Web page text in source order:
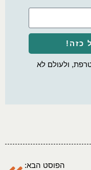
כזה!
ולעולם לא
הפוסט הבא: